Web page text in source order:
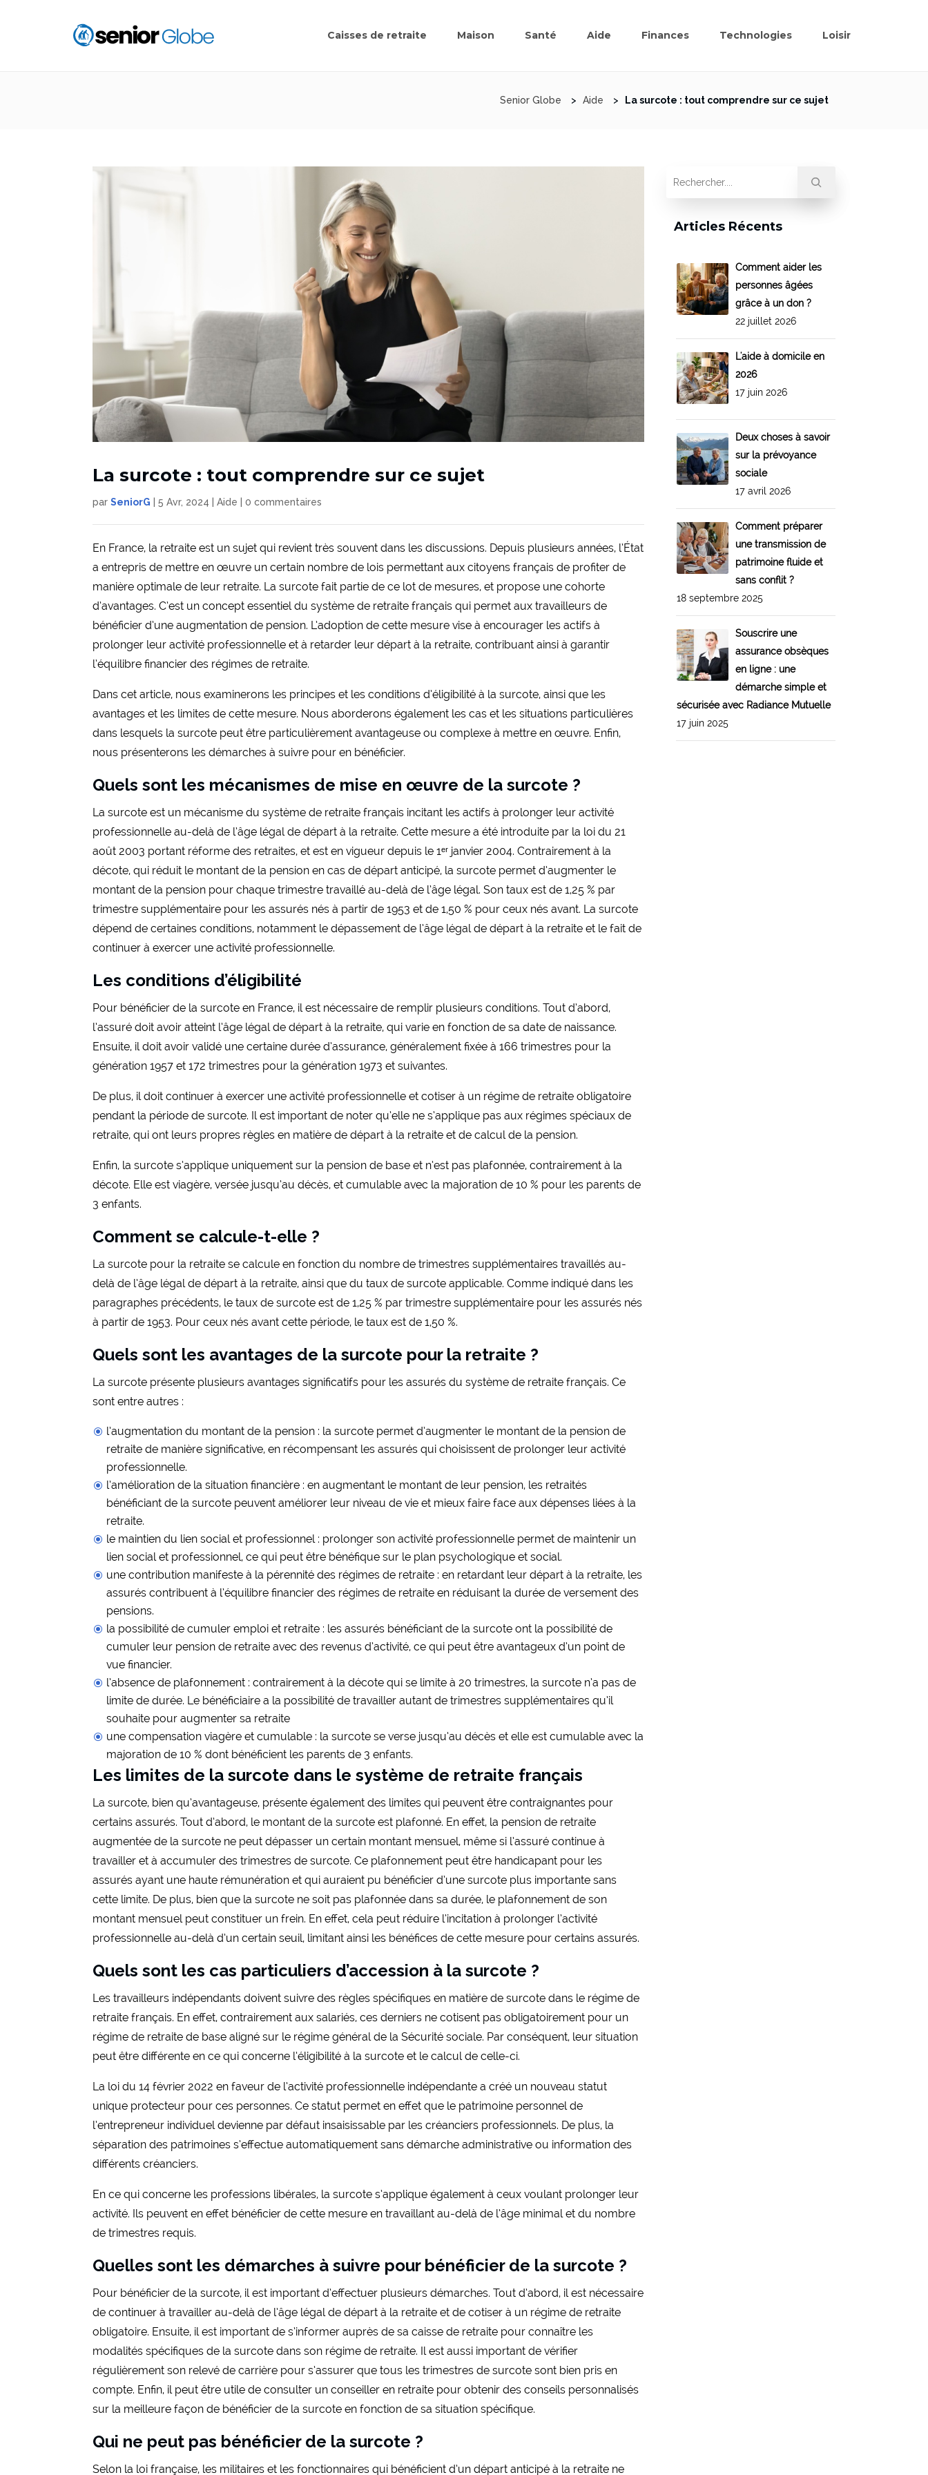
Caisses de retraite Maison Santé Aide Finances Technologies Loisir
Senior Globe > Aide > La surcote : tout comprendre sur ce sujet
La surcote : tout comprendre sur ce sujet
parSeniorG |5 Avr, 2024 |Aide |0 commentaires
En France, la retraite est un sujet qui revient très souvent dans les discussions. Depuis plusieurs années, l’État
a entrepris de mettre en œuvre un certain nombre de lois permettant aux citoyens français de profiter de
manière optimale de leur retraite. La surcote fait partie de ce lot de mesures, et propose une cohorte
d’avantages. C’est un concept essentiel du système de retraite français qui permet aux travailleurs de
bénéficier d’une augmentation de pension. L’adoption de cette mesure vise à encourager les actifs à
prolonger leur activité professionnelle et à retarder leur départ à la retraite, contribuant ainsi à garantir
l’équilibre financier des régimes de retraite.
Dans cet article, nous examinerons les principes et les conditions d’éligibilité à la surcote, ainsi que les
avantages et les limites de cette mesure. Nous aborderons également les cas et les situations particulières
dans lesquels la surcote peut être particulièrement avantageuse ou complexe à mettre en œuvre. Enfin,
nous présenterons les démarches à suivre pour en bénéficier.
Quels sont les mécanismes de mise en œuvre de la surcote ?
La surcote est un mécanisme du système de retraite français incitant les actifs à prolonger leur activité
professionnelle au-delà de l’âge légal de départ à la retraite. Cette mesure a été introduite par la loi du 21
août 2003 portant réforme des retraites, et est en vigueur depuis le 1ᵉʳ janvier 2004. Contrairement à la
décote, qui réduit le montant de la pension en cas de départ anticipé, la surcote permet d’augmenter le
montant de la pension pour chaque trimestre travaillé au-delà de l’âge légal. Son taux est de 1,25 % par
trimestre supplémentaire pour les assurés nés à partir de 1953 et de 1,50 % pour ceux nés avant. La surcote
dépend de certaines conditions, notamment le dépassement de l’âge légal de départ à la retraite et le fait de
continuer à exercer une activité professionnelle.
Les conditions d’éligibilité
Pour bénéficier de la surcote en France, il est nécessaire de remplir plusieurs conditions. Tout d’abord,
l’assuré doit avoir atteint l’âge légal de départ à la retraite, qui varie en fonction de sa date de naissance.
Ensuite, il doit avoir validé une certaine durée d’assurance, généralement fixée à 166 trimestres pour la
génération 1957 et 172 trimestres pour la génération 1973 et suivantes.
De plus, il doit continuer à exercer une activité professionnelle et cotiser à un régime de retraite obligatoire
pendant la période de surcote. Il est important de noter qu’elle ne s’applique pas aux régimes spéciaux de
retraite, qui ont leurs propres règles en matière de départ à la retraite et de calcul de la pension.
Enfin, la surcote s’applique uniquement sur la pension de base et n’est pas plafonnée, contrairement à la
décote. Elle est viagère, versée jusqu’au décès, et cumulable avec la majoration de 10 % pour les parents de
3 enfants.
Comment se calcule-t-elle ?
La surcote pour la retraite se calcule en fonction du nombre de trimestres supplémentaires travaillés au-
delà de l’âge légal de départ à la retraite, ainsi que du taux de surcote applicable. Comme indiqué dans les
paragraphes précédents, le taux de surcote est de 1,25 % par trimestre supplémentaire pour les assurés nés
à partir de 1953. Pour ceux nés avant cette période, le taux est de 1,50 %.
Quels sont les avantages de la surcote pour la retraite ?
La surcote présente plusieurs avantages significatifs pour les assurés du système de retraite français. Ce
sont entre autres :
l’augmentation du montant de la pension : la surcote permet d’augmenter le montant de la pension de
retraite de manière significative, en récompensant les assurés qui choisissent de prolonger leur activité
professionnelle.
l’amélioration de la situation financière : en augmentant le montant de leur pension, les retraités
bénéficiant de la surcote peuvent améliorer leur niveau de vie et mieux faire face aux dépenses liées à la
retraite.
le maintien du lien social et professionnel : prolonger son activité professionnelle permet de maintenir un
lien social et professionnel, ce qui peut être bénéfique sur le plan psychologique et social.
une contribution manifeste à la pérennité des régimes de retraite : en retardant leur départ à la retraite, les
assurés contribuent à l’équilibre financier des régimes de retraite en réduisant la durée de versement des
pensions.
la possibilité de cumuler emploi et retraite : les assurés bénéficiant de la surcote ont la possibilité de
cumuler leur pension de retraite avec des revenus d’activité, ce qui peut être avantageux d’un point de
vue financier.
l’absence de plafonnement : contrairement à la décote qui se limite à 20 trimestres, la surcote n’a pas de
limite de durée. Le bénéficiaire a la possibilité de travailler autant de trimestres supplémentaires qu’il
souhaite pour augmenter sa retraite
une compensation viagère et cumulable : la surcote se verse jusqu’au décès et elle est cumulable avec la
majoration de 10 % dont bénéficient les parents de 3 enfants.
Les limites de la surcote dans le système de retraite français
La surcote, bien qu’avantageuse, présente également des limites qui peuvent être contraignantes pour
certains assurés. Tout d’abord, le montant de la surcote est plafonné. En effet, la pension de retraite
augmentée de la surcote ne peut dépasser un certain montant mensuel, même si l’assuré continue à
travailler et à accumuler des trimestres de surcote. Ce plafonnement peut être handicapant pour les
assurés ayant une haute rémunération et qui auraient pu bénéficier d’une surcote plus importante sans
cette limite. De plus, bien que la surcote ne soit pas plafonnée dans sa durée, le plafonnement de son
montant mensuel peut constituer un frein. En effet, cela peut réduire l’incitation à prolonger l’activité
professionnelle au-delà d’un certain seuil, limitant ainsi les bénéfices de cette mesure pour certains assurés.
Quels sont les cas particuliers d’accession à la surcote ?
Les travailleurs indépendants doivent suivre des règles spécifiques en matière de surcote dans le régime de
retraite français. En effet, contrairement aux salariés, ces derniers ne cotisent pas obligatoirement pour un
régime de retraite de base aligné sur le régime général de la Sécurité sociale. Par conséquent, leur situation
peut être différente en ce qui concerne l’éligibilité à la surcote et le calcul de celle-ci.
La loi du 14 février 2022 en faveur de l’activité professionnelle indépendante a créé un nouveau statut
unique protecteur pour ces personnes. Ce statut permet en effet que le patrimoine personnel de
l’entrepreneur individuel devienne par défaut insaisissable par les créanciers professionnels. De plus, la
séparation des patrimoines s’effectue automatiquement sans démarche administrative ou information des
différents créanciers.
En ce qui concerne les professions libérales, la surcote s’applique également à ceux voulant prolonger leur
activité. Ils peuvent en effet bénéficier de cette mesure en travaillant au-delà de l’âge minimal et du nombre
de trimestres requis.
Quelles sont les démarches à suivre pour bénéficier de la surcote ?
Pour bénéficier de la surcote, il est important d’effectuer plusieurs démarches. Tout d’abord, il est nécessaire
de continuer à travailler au-delà de l’âge légal de départ à la retraite et de cotiser à un régime de retraite
obligatoire. Ensuite, il est important de s’informer auprès de sa caisse de retraite pour connaître les
modalités spécifiques de la surcote dans son régime de retraite. Il est aussi important de vérifier
régulièrement son relevé de carrière pour s’assurer que tous les trimestres de surcote sont bien pris en
compte. Enfin, il peut être utile de consulter un conseiller en retraite pour obtenir des conseils personnalisés
sur la meilleure façon de bénéficier de la surcote en fonction de sa situation spécifique.
Qui ne peut pas bénéficier de la surcote ?
Selon la loi française, les militaires et les fonctionnaires qui bénéficient d’un départ anticipé à la retraite ne
Articles Récents
Comment aider les
personnes âgées
grâce à un don ?
22 juillet 2026
L'aide à domicile en
2026
17 juin 2026
Deux choses à savoir
sur la prévoyance
sociale
17 avril 2026
Comment préparer
une transmission de
patrimoine fluide et
sans conflit ?
18 septembre 2025
Souscrire une
assurance obsèques
en ligne : une
démarche simple et
sécurisée avec Radiance Mutuelle
17 juin 2025